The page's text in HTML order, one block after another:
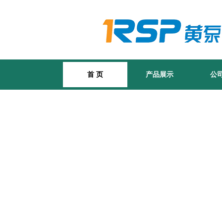
首 页 产品展示 公